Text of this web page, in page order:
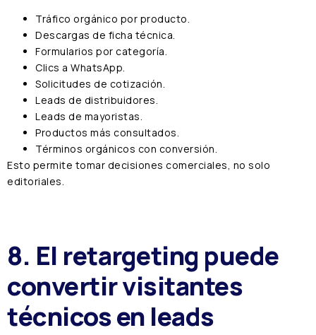
Tráfico orgánico por producto.
Descargas de ficha técnica.
Formularios por categoría.
Clics a WhatsApp.
Solicitudes de cotización.
Leads de distribuidores.
Leads de mayoristas.
Productos más consultados.
Términos orgánicos con conversión.
Esto permite tomar decisiones comerciales, no solo
editoriales.
8. El retargeting puede
convertir visitantes
técnicos en leads